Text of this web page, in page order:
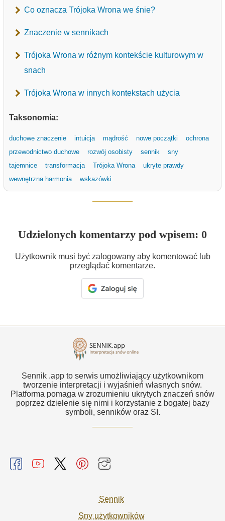
Co oznacza Trójoka Wrona we śnie?
Znaczenie w sennikach
Trójoka Wrona w różnym kontekście kulturowym w
snach
Trójoka Wrona w innych kontekstach użycia
Taksonomia:
duchowe znaczenie intuicja mądrość nowe początki
ochrona
przewodnictwo duchowe
rozwój osobisty sennik
sny
tajemnice
transformacja Trójoka Wrona
ukryte prawdy
wewnętrzna harmonia
wskazówki
Udzielonych komentarzy pod wpisem: 0
Użytkownik musi być zalogowany aby komentować lub
przeglądać komentarze.
Sennik .app to serwis umożliwiający użytkownikom
tworzenie interpretacji i wyjaśnień własnych snów.
Platforma pomaga w zrozumieniu ukrytych znaczeń snów
poprzez dzielenie się nimi i korzystanie z bogatej bazy
symboli, senników oraz SI.
Sennik
Sny użytkowników